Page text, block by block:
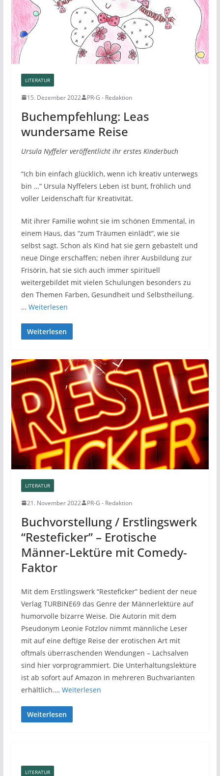
LITERATUR
15. Dezember 2022 PR-G - Redaktion
Buchempfehlung: Leas
wundersame Reise
Ursula Nyffeler veröffentlicht ihr erstes Kinderbuch
“Ich bin einfach glücklich, wenn ich kreativ unterwegs
bin …” Ursula Nyffelers Leben ist bunt, fröhlich und
voller Leidenschaft für Kreativität.
Mit ihrer Familie wohnt sie im schönen Emmental, in
einem Haus, das “zum Träumen einlädt”, wie sie
selbst sagt. Schon als Kind hat sie gern gebastelt und
neue Dinge erschaffen; neben ihrer Ausbildung zur
Frisörin, hat sie sich auch immer spirituell
weitergebildet mit vielen Schulungen besonders zu
den Themen Farben, Gesundheit und Selbstheilung.
… Weiterlesen
Weiterlesen
LITERATUR
21. November 2022 PR-G - Redaktion
Buchvorstellung / Erstlingswerk
“Resteficker” – Erotische
Männer-Lektüre mit Comedy-
Faktor
Mit dem Erstlingswerk “Resteficker” bedient der neue
Verlag TURBINE69 das Genre der Männerlektüre auf
humorvolle bizarre Weise. Die Autorin mit dem
Pseudonym Leonie Fotzlov nimmt männliche Leser
mit auf eine deftige Reise der erotischen Art mit
oftmals überraschenden Wendungen – Lachsalven
sind hier vorprogrammiert. Die Unterhaltungslektüre
ist ab sofort auf Amazon in mehreren Buchvarianten
erhältlich.… Weiterlesen
Weiterlesen
LITERATUR